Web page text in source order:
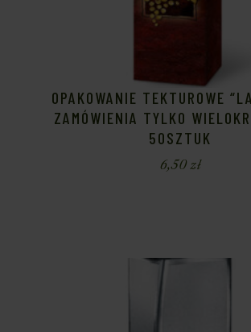
OPAKOWANIE TEKTUROWE
ZAMÓWIENIA TYLKO
50SZTUK
6,50zł